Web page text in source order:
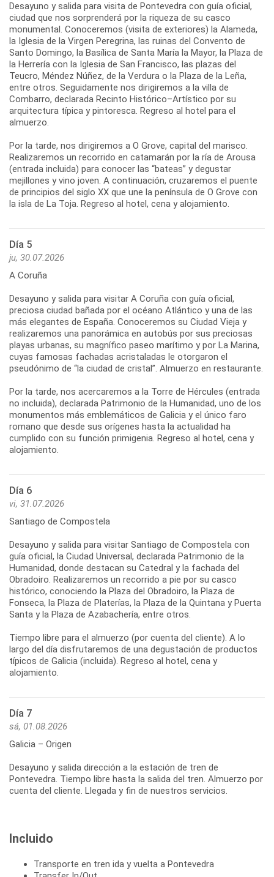
Desayuno y salida para visita de Pontevedra con guía oficial,
ciudad que nos sorprenderá por la riqueza de su casco
monumental. Conoceremos (visita de exteriores) la Alameda,
la Iglesia de la Virgen Peregrina, las ruinas del Convento de
Santo Domingo, la Basílica de Santa María la Mayor, la Plaza de
la Herrería con la Iglesia de San Francisco, las plazas del
Teucro, Méndez Núñez, de la Verdura o la Plaza de la Leña,
entre otros. Seguidamente nos dirigiremos a la villa de
Combarro, declarada Recinto Histórico–Artístico por su
arquitectura típica y pintoresca. Regreso al hotel para el
almuerzo.
Por la tarde, nos dirigiremos a O Grove, capital del marisco.
Realizaremos un recorrido en catamarán por la ría de Arousa
(entrada incluida) para conocer las “bateas” y degustar
mejillones y vino joven. A continuación, cruzaremos el puente
de principios del siglo XX que une la península de O Grove con
Día 5
ju, 30.07.2026
A Coruña
Desayuno y salida para visitar A Coruña con guía oficial,
preciosa ciudad bañada por el océano Atlántico y una de las
más elegantes de España. Conoceremos su Ciudad Vieja y
realizaremos una panorámica en autobús por sus preciosas
playas urbanas, su magnífico paseo marítimo y por La Marina,
cuyas famosas fachadas acristaladas le otorgaron el
pseudónimo de “la ciudad de cristal”. Almuerzo en restaurante.
Por la tarde, nos acercaremos a la Torre de Hércules (entrada
no incluida), declarada Patrimonio de la Humanidad, uno de los
monumentos más emblemáticos de Galicia y el único faro
romano que desde sus orígenes hasta la actualidad ha
cumplido con su función primigenia. Regreso al hotel, cena y
Día 6
vi, 31.07.2026
Santiago de Compostela
Desayuno y salida para visitar Santiago de Compostela con
guía oficial, la Ciudad Universal, declarada Patrimonio de la
Humanidad, donde destacan su Catedral y la fachada del
Obradoiro. Realizaremos un recorrido a pie por su casco
histórico, conociendo la Plaza del Obradoiro, la Plaza de
Fonseca, la Plaza de Platerías, la Plaza de la Quintana y Puerta
Santa y la Plaza de Azabachería, entre otros.
Tiempo libre para el almuerzo (por cuenta del cliente). A lo
largo del día disfrutaremos de una degustación de productos
típicos de Galicia (incluida). Regreso al hotel, cena y
Día 7
sá, 01.08.2026
Galicia – Origen
Desayuno y salida dirección a la estación de tren de
Pontevedra. Tiempo libre hasta la salida del tren. Almuerzo por
cuenta del cliente. Llegada y fin de nuestros servicios.
Incluido
Transporte en tren ida y vuelta a Pontevedra